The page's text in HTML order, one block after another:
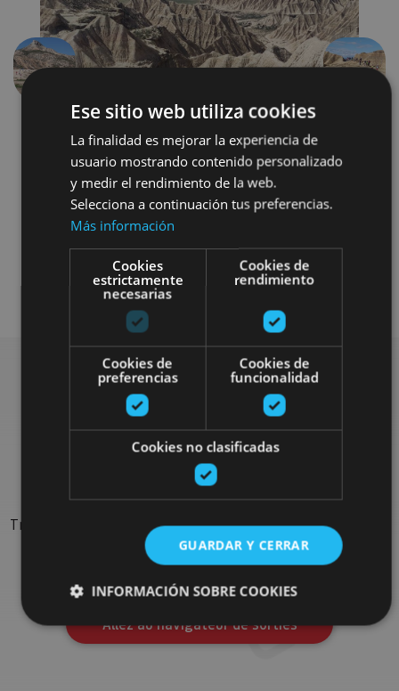
Suivant
Senderismo y montaña
Visitas guiadas
Rechercher plus de
sorties
Trouvez des sorties et des propositions pour compléter votre
séjour en Navarre : activités organisées, visites et les
évènements-phares de l'agenda
Allez au navigateur de sorties
Ese sitio web utiliza cookies
La finalidad es mejorar la experiencia de
usuario mostrando contenido personalizado
y medir el rendimiento de la web.
Selecciona a continuación tus preferencias.
Más información
Cookies
estrictamente
necesarias
Cookies de
rendimiento
Cookies de
preferencias
Cookies de
funcionalidad
Cookies no clasificadas
GUARDAR Y CERRAR
INFORMACIÓN SOBRE COOKIES